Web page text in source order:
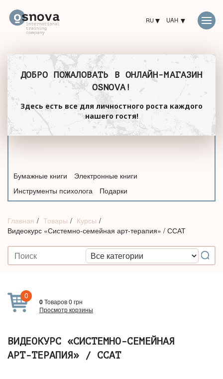
RU UAH
ДОБРО ПОЖАЛОВАТЬ В ОНЛАЙН-МАГАЗИН
OSNOVA!
Здесь есть все для личностного роста каждого
нашего гостя!
Бумажные книги
Электронные книги
Инструменты психолога
Подарки
Главная Товары
Курсы
Видеокурс «Системно-семейная арт-терапия» / ССАТ
0
0Товаров0грн
Просмотр корзины
ВИДЕОКУРС «СИСТЕМНО-СЕМЕЙНАЯ
АРТ-ТЕРАПИЯ» / ССАТ